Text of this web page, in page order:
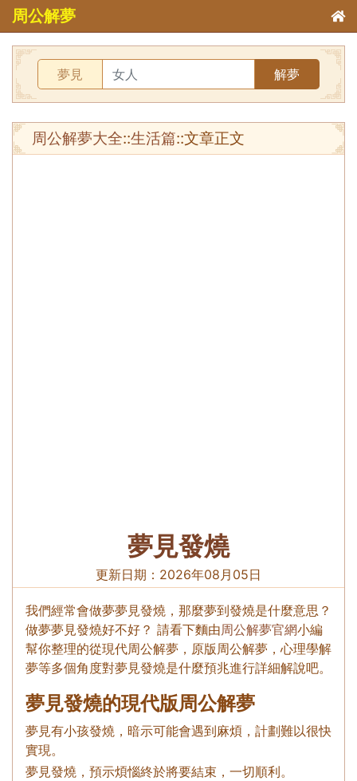
周公解夢
夢見 解夢
周公解夢大全::生活篇::文章正文
夢見發燒
更新日期： 2026年08月05日
我們經常會做夢夢見發燒，那麼夢到發燒是什麼意思？
做夢夢見發燒好不好？ 請看下麵由周公解夢官網小編
幫你整理的從現代周公解夢，原版周公解夢，心理學解
夢等多個角度對夢見發燒是什麼預兆進行詳細解說吧。
夢見發燒的現代版周公解夢
夢見有小孩發燒，暗示可能會遇到麻煩，計劃難以很快
實現。
夢見發燒，預示煩惱終於將要結束，一切順利。